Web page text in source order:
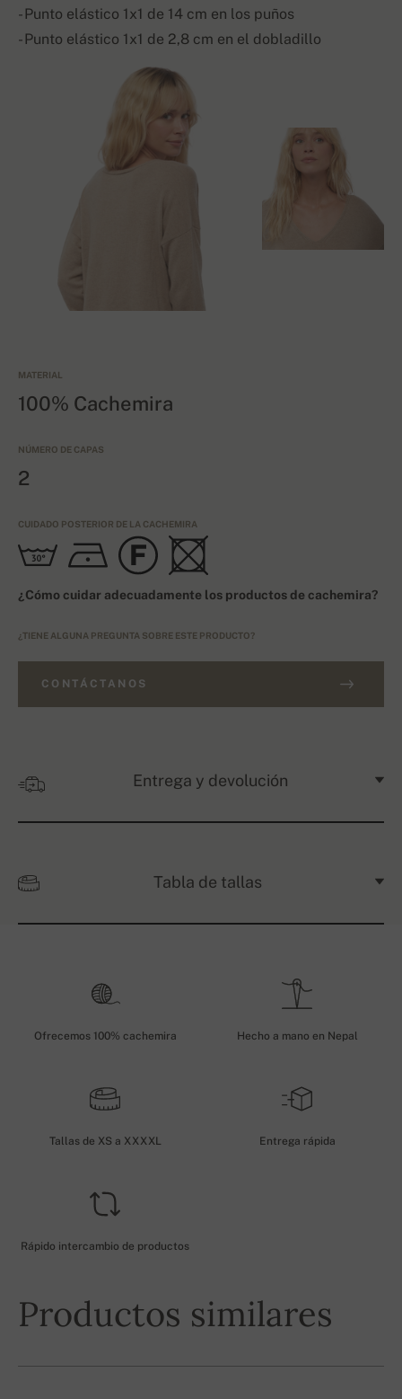
- Punto elástico 1x1 de 14 cm en los puños
- Punto elástico 1x1 de 2,8 cm en el dobladillo
MATERIAL
100% Cachemira
NÚMERO DE CAPAS
2
CUIDADO POSTERIOR DE LA CACHEMIRA
¿Cómo cuidar adecuadamente los productos de cachemira?
¿TIENE ALGUNA PREGUNTA SOBRE ESTE PRODUCTO?
CONTÁCTANOS
Entrega y devolución
Tabla de tallas
Ofrecemos 100% cachemira Hecho a mano en Nepal
Tallas de XS a XXXXL Entrega rápida
Rápido intercambio de productos
Productos similares